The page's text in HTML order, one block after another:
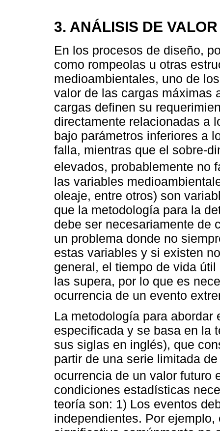
3. ANÁLISIS DE
En los procesos de diseño,
como rompeolas u otras
medioambientales, uno de
valor de las cargas máximas
cargas definen su
directamente relacionadas a
bajo parámetros inferiores a
falla, mientras que el sobre-
elevados, probablemente no
las variables
oleaje, entre otros) son
que la metodología para la
debe ser necesariamente de
un problema donde no
estas variables y si existen
general, el tiempo de vida
las supera, por lo que es
ocurrencia de un evento
La metodología para
especificada y se basa en la
sus siglas en inglés), que
partir de una serie limitada
ocurrencia de un valor futuro
condiciones estadísticas
teoría son: 1) Los eventos
independientes. Por